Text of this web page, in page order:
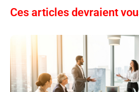
Ces articles devraient